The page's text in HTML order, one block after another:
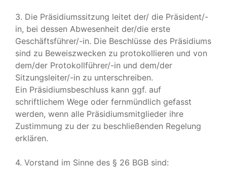
3. Die Präsidiumssitzung leitet der/ die Präsident/-
in, bei dessen Abwesenheit der/die erste
Geschäftsführer/-in. Die Beschlüsse des Präsidiums
sind zu Beweiszwecken zu protokollieren und von
dem/der Protokollführer/-in und dem/der
Sitzungsleiter/-in zu unterschreiben.
Ein Präsidiumsbeschluss kann ggf. auf
schriftlichem Wege oder fernmündlich gefasst
werden, wenn alle Präsidiumsmitglieder ihre
Zustimmung zu der zu beschließenden Regelung
erklären.
4. Vorstand im Sinne des § 26 BGB sind: